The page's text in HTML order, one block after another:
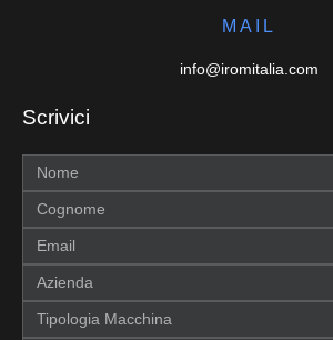
MAIL
info@iromitalia.com
Scrivici